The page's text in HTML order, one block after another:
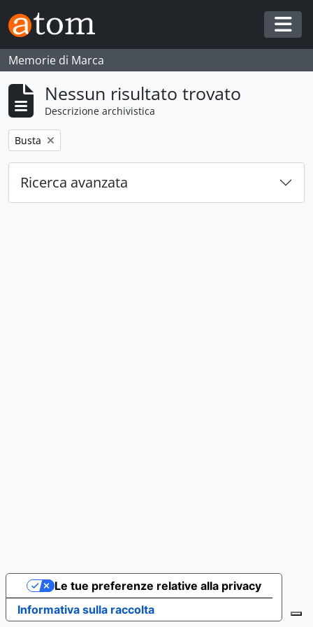
Skip to main content
Memorie di Marca
Nessun risultato trovato
Descrizione archivistica
Remove filter:
Busta
Ricerca avanzata
Informativa sulla raccolta
Le tue preferenze relative alla privacy